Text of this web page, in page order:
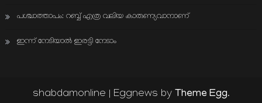
പശ്ചാത്താപം: റബ്ബ് എത്ര വലിയ കാരുണ്യവാനാണ്
ഇന്ന് നേടിയാൽ ഇരട്ടി നേടാം
shabdamonline Eggnews by Theme Egg.